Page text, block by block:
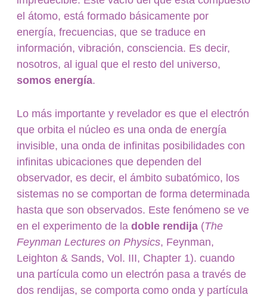
el átomo, está formado básicamente por
energía, frecuencias, que se traduce en
información, vibración, consciencia. Es decir,
nosotros, al igual que el resto del universo,
somos energía.
Lo más importante y revelador es que el electrón
que orbita el núcleo es una onda de energía
invisible, una onda de infinitas posibilidades con
infinitas ubicaciones que dependen del
observador, es decir, el ámbito subatómico, los
sistemas no se comportan de forma determinada
hasta que son observados. Este fenómeno se ve
en el experimento de la doble rendija(The
Feynman Lectures on Physics, Feynman,
Leighton & Sands, Vol. III, Chapter 1). cuando
una partícula como un electrón pasa a través de
dos rendijas, se comporta como onda y partícula